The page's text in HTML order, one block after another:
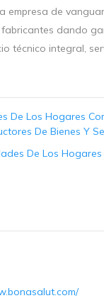
empresa de
dando
técnico integral,
De Los Hogares
De Bienes Y
De Los